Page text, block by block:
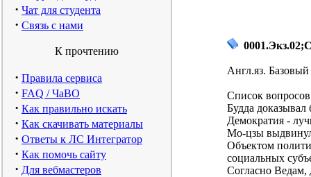
· Чат для студента
· Связь с нами
К прочтению
· Правила сервиса
· FAQ / ЧаВО
· Как правильно искать
· Как скачивать материалы
· Ответы к ЛС Интегратор
· Как помочь сайту
· Для вебмастеров
Англ.яз.
Список вопросов
Будда доказывал
Демократия -
Мо-цзы выдвинул
Объектом
социальных
Согласно Ведам,